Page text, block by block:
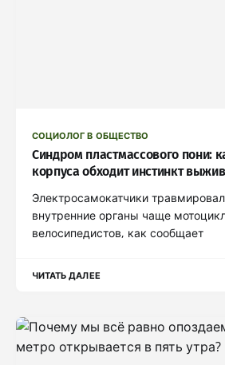
СОЦИОЛОГ В ОБЩЕСТВО
Синдром пластмассового пони:
корпуса обходит инстинкт
Электросамокатчики
внутренние органы чаще
велосипедистов, как сообщает
ЧИТАТЬ ДАЛЕЕ